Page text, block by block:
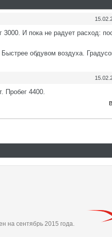
3000. И пока не радует расход:
обдувом воздуха.
Пробег 4400.
на сентябрь 2015 года.